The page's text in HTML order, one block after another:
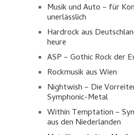
Musik und Auto – für
unerlässlich
Hardrock aus
heure
ASP – Gothic Rock der
Rockmusik aus Wien
Nightwish – Die
Symphonic-Metal
Within Temptation –
aus den Niederlanden